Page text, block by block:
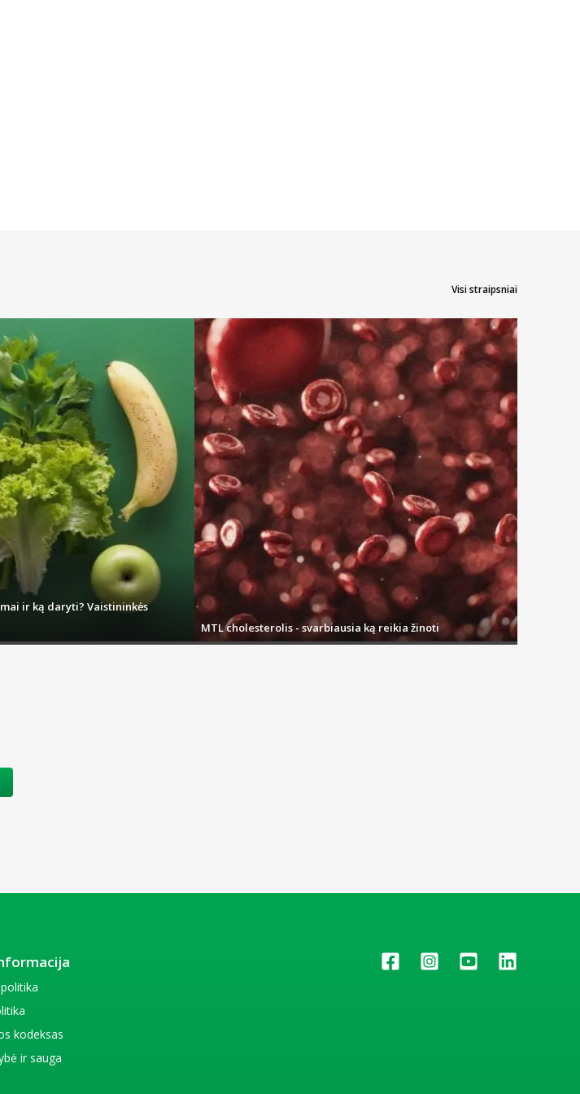
Visi straipsniai
ir ką daryti? Vaistininkės
MTL cholesterolis - svarbiausia ką reikia žinoti
kodeksas
ir sauga